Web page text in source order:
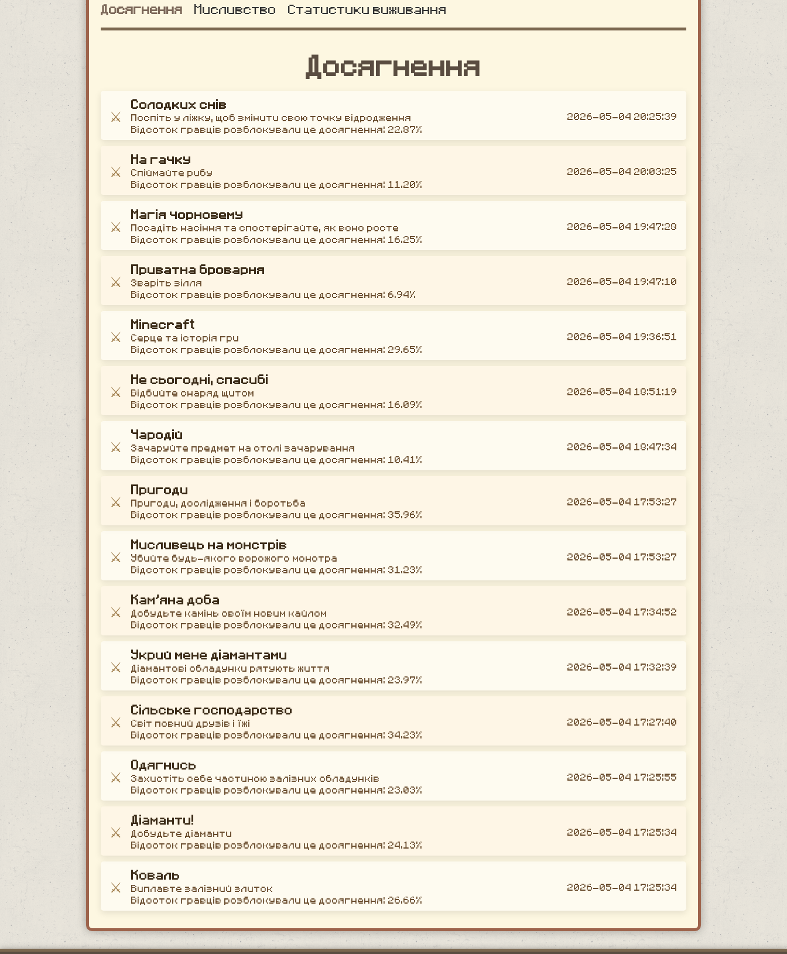
Досягнення Мисливство Статистики виживання
Досягнення
⚔️
Солодких снів
Поспіть у ліжку, щоб змінити свою точку відродження
Відсоток гравців розблокували це досягнення: 22.87%
2026-05-04 20:25:39
⚔️
На гачку
Спіймайте рибу
Відсоток гравців розблокували це досягнення: 11.20%
2026-05-04 20:03:25
⚔️
Магія чорнозему
Посадіть насіння та спостерігайте, як воно росте
Відсоток гравців розблокували це досягнення: 16.25%
2026-05-04 19:47:28
⚔️
Приватна броварня
Зваріть зілля
Відсоток гравців розблокували це досягнення: 6.94%
2026-05-04 19:47:10
⚔️
Minecraft
Серце та історія гри
Відсоток гравців розблокували це досягнення: 29.65%
2026-05-04 19:36:51
⚔️
Не сьогодні, спасибі
Відбийте снаряд щитом
Відсоток гравців розблокували це досягнення: 16.09%
2026-05-04 18:51:19
⚔️
Чародій
Зачаруйте предмет на столі зачарування
Відсоток гравців розблокували це досягнення: 10.41%
2026-05-04 18:47:34
⚔️
Пригоди
Пригоди, дослідження і боротьба
Відсоток гравців розблокували це досягнення: 35.96%
2026-05-04 17:53:27
⚔️
Мисливець на монстрів
Убийте будь-якого ворожого монстра
Відсоток гравців розблокували це досягнення: 31.23%
2026-05-04 17:53:27
⚔️
Кам’яна доба
Добудьте камінь своїм новим кайлом
Відсоток гравців розблокували це досягнення: 32.49%
2026-05-04 17:34:52
⚔️
Укрий мене діамантами
Діамантові обладунки рятують життя
Відсоток гравців розблокували це досягнення: 23.97%
2026-05-04 17:32:39
⚔️
Сільське господарство
Світ повний друзів і їжі
Відсоток гравців розблокували це досягнення: 34.23%
2026-05-04 17:27:40
⚔️
Одягнись
Захистіть себе частиною залізних обладунків
Відсоток гравців розблокували це досягнення: 23.03%
2026-05-04 17:25:55
⚔️
Діаманти!
Добудьте діаманти
Відсоток гравців розблокували це досягнення: 24.13%
2026-05-04 17:25:34
⚔️
Коваль
Виплавте залізний злиток
Відсоток гравців розблокували це досягнення: 26.66%
2026-05-04 17:25:34